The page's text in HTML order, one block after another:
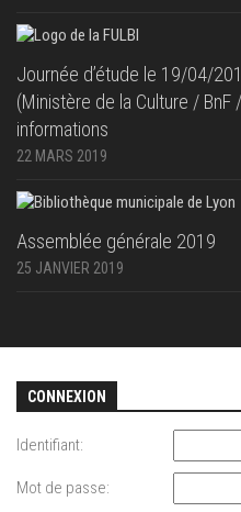
Journée d’étude le 19/04/
(Ministère de la Culture / BnF
informations
22 MARS 2019
Assemblée générale 2019
25 JANVIER 2019
CONNEXION
Identifiant:
Mot de passe: